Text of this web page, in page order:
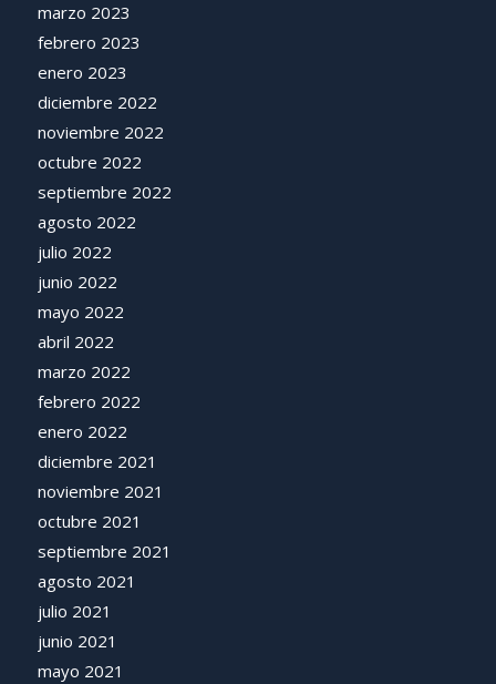
marzo 2023
febrero 2023
enero 2023
diciembre 2022
noviembre 2022
octubre 2022
septiembre 2022
agosto 2022
julio 2022
junio 2022
mayo 2022
abril 2022
marzo 2022
febrero 2022
enero 2022
diciembre 2021
noviembre 2021
octubre 2021
septiembre 2021
agosto 2021
julio 2021
junio 2021
mayo 2021